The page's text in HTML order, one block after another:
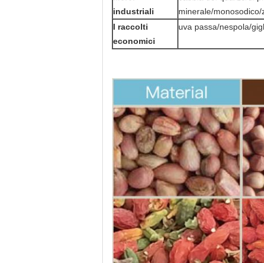
industriali
minerale/
I raccolti
economici
uva passa/nespola/